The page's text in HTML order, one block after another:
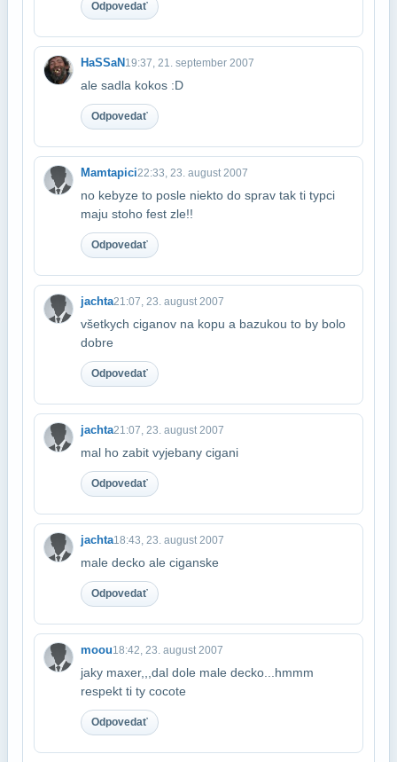
Odpovedať
HaSSaN19:37, 21. september 2007
ale sadla kokos :D
Odpovedať
Mamtapici22:33, 23. august 2007
no kebyze to posle niekto do sprav tak ti typci
maju stoho fest zle!!
Odpovedať
jachta21:07, 23. august 2007
všetkych ciganov na kopu a bazukou to by bolo
dobre
Odpovedať
jachta21:07, 23. august 2007
mal ho zabit vyjebany cigani
Odpovedať
jachta18:43, 23. august 2007
male decko ale ciganske
Odpovedať
moou18:42, 23. august 2007
jaky maxer,,,dal dole male decko...hmmm
respekt ti ty cocote
Odpovedať